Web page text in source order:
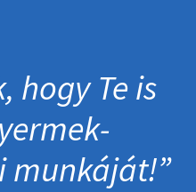
hogy Te is
munkáját!